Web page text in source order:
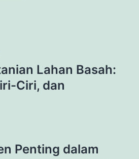
Lahan Basah:
Ciri, dan
Penting dalam